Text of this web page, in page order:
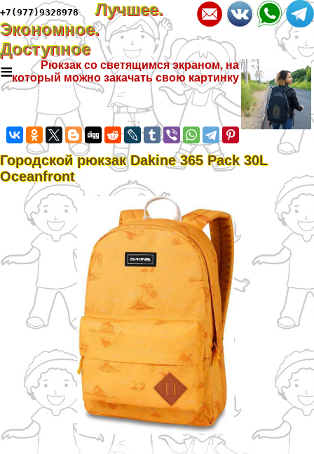
+7(977)9328978
Лучшее.
Экономное.
Доступное
≡
Рюкзак со светящимся экраном, на
который можно закачать свою картинку
Городской рюкзак Dakine 365 Pack 30L
Oceanfront